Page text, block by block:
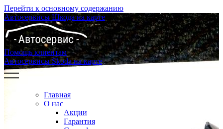
Перейти к основному содержанию
Автосервисы Шкода на карте
Помощь клиентам
Автосервисы Skoda на карте
Главная
О нас
Акции
Гарантия